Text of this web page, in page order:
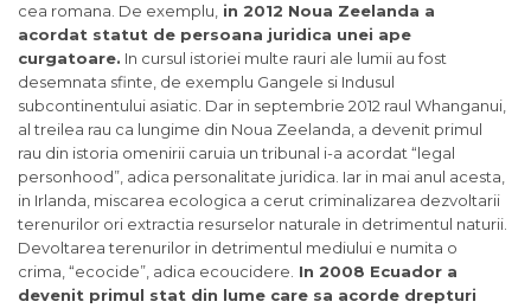
cea romana. De exemplu, in 2012 Noua Zeelanda a
acordat statut de persoana juridica unei ape
curgatoare. In cursul istoriei multe rauri ale lumii au fost
desemnata sfinte, de exemplu Gangele si Indusul
subcontinentului asiatic. Dar in septembrie 2012 raul Whanganui,
al treilea rau ca lungime din Noua Zeelanda, a devenit primul
rau din istoria omenirii caruia un tribunal i-a acordat “legal
personhood”, adica personalitate juridica. Iar in mai anul acesta,
in Irlanda, miscarea ecologica a cerut criminalizarea dezvoltarii
terenurilor ori extractia resurselor naturale in detrimentul naturii.
Devoltarea terenurilor in detrimentul mediului e numita o
crima, “ecocide”, adica ecoucidere. In 2008 Ecuador a
devenit primul stat din lume care sa acorde drepturi